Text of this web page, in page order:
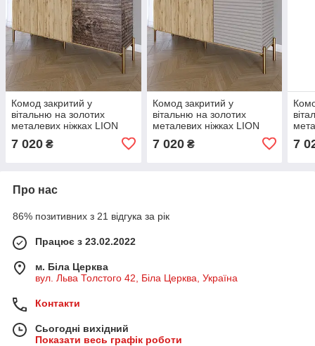
Комод закритий у
вітальню на золотих
металевих ніжках LION
Грей 154x38x76,5 см Дуб
Аппалачі/Дерево (LION-
7 020 ₴
Комод закритий у
вітальню на золотих
металевих ніжках LION
Грей 154x38x76,5 см Дуб
Аппалачі/Кашемір (LION-
7 020₴ 7
Про нас
86% позитивних з 21 відгука за рік
Працює з 23.02.2022
м. Біла Церква
вул. Льва Толстого 42, Біла Церква, Україна
Контакти
Сьогодні вихідний
Показати весь графік роботи